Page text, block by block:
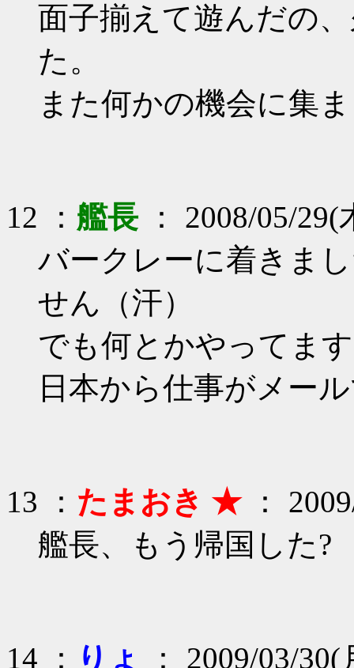
面子揃えて遊んだの
た。
また何かの機会に集
12 ： 艦長 ： 2008/05/
バークレーに着きま
せん（汗）
でも何とかやってま
日本から仕事がメー
13 ： たまおき ★：
艦長、もう帰国した?
14 ： りょ ： 2009/03/